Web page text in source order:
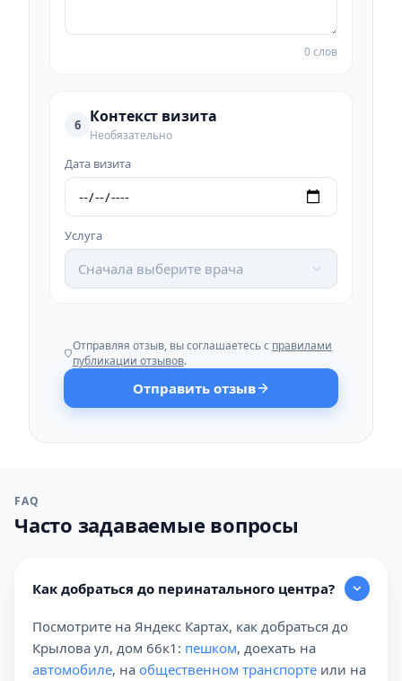
0 слов
6 Контекст визита
Необязательно
Дата визита
Услуга
Сначала выберите врача
Отправляя отзыв, вы соглашаетесь с правилами
публикации отзывов.
Отправить отзыв
FAQ
Часто задаваемые вопросы
Как добраться до перинатального центра?
Посмотрите на Яндекс Картах, как добраться до
Крылова ул, дом 66к1: пешком, доехать на
автомобиле, на общественном транспорте или на